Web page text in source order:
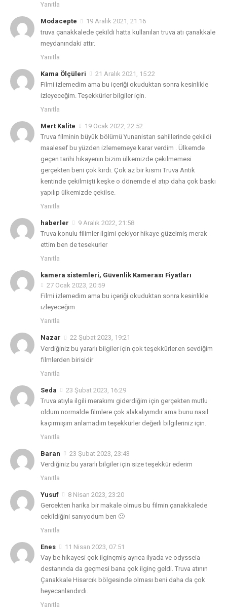
Yanıtla
Modacepte
19 Aralık 2021, 21:16
truva çanakkalede çekildi hatta kullanılan truva atı çanakkale
meydanındaki attır.
Yanıtla
Kama Ölçüleri
21 Aralık 2021, 15:22
Filmi izlemedim ama bu içeriği okuduktan sonra kesinlikle
izleyeceğim. Teşekkürler bilgiler için.
Yanıtla
Mert Kalite
19 Ocak 2022, 22:52
Truva filminin büyük bölümü Yunanistan sahillerinde çekildi
maalesef bu yüzden izlememeye karar verdim . Ülkemde
geçen tarihi hikayenin bizim ülkemizde çekilmemesi
gerçekten beni çok kırdı. Çok az bir kısmı Truva Antik
kentinde çekilmişti keşke o dönemde el atıp daha çok baskı
yapılıp ülkemizde çekilse.
Yanıtla
haberler
9 Aralık 2022, 21:58
Truva konulu filimler ilgimi çekiyor hikaye güzelmiş merak
ettim ben de tesekurler
Yanıtla
kamera sistemleri, Güvenlik Kamerası Fiyatları
27 Ocak 2023, 20:59
Filmi izlemedim ama bu içeriği okuduktan sonra kesinlikle
izleyeceğim
Yanıtla
Nazar
22 Şubat 2023, 19:21
Verdiğiniz bu yararlı bilgiler için çok teşekkürler.en sevdiğim
filmlerden birisidir
Yanıtla
Seda
23 Şubat 2023, 16:29
Truva atıyla ilgili merakımı giderdiğim için gerçekten mutlu
oldum normalde filmlere çok alakalıyımdır ama bunu nasıl
kaçırmışım anlamadım teşekkürler değerli bilgileriniz için.
Yanıtla
Baran
23 Şubat 2023, 23:43
Verdiğiniz bu yararlı bilgiler için size teşekkür ederim
Yanıtla
Yusuf
8 Nisan 2023, 23:20
Gercekten harika bir makale olmus bu filmin çanakkalede
cekildiğini sanıyodum ben 🙂
Yanıtla
Enes
11 Nisan 2023, 07:51
Vay be hikayesi çok ilginçmiş ayrıca ilyada ve odysseia
destanında da geçmesi bana çok ilginç geldi. Truva atının
Çanakkale Hisarcık bölgesinde olması beni daha da çok
heyecanlandırdı.
Yanıtla